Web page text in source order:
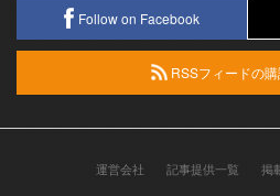
Follow on Facebook
RSSフィードの購
運営会社 記事提供一覧
掲